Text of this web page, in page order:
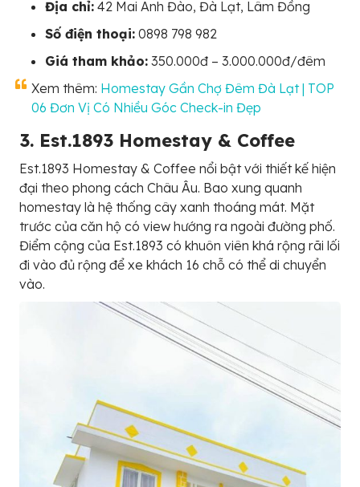
Địa chỉ: 42 Mai Anh Đào, Đà Lạt, Lâm Đồng
Số điện thoại: 0898 798 982
Giá tham khảo: 350.000đ – 3.000.000đ/đêm
Xem thêm: Homestay Gần Chợ Đêm Đà Lạt | TOP
06 Đơn Vị Có Nhiều Góc Check-in Đẹp
3. Est.1893 Homestay & Coffee
Est.1893 Homestay & Coffee nổi bật với thiết kế hiện
đại theo phong cách Châu Âu. Bao xung quanh
homestay là hệ thống cây xanh thoáng mát. Mặt
trước của căn hộ có view hướng ra ngoài đường phố.
Điểm cộng của Est.1893 có khuôn viên khá rộng rãi lối
đi vào đủ rộng để xe khách 16 chỗ có thể di chuyển
vào.